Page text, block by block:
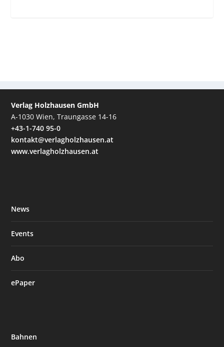
Verlag Holzhausen GmbH
A-1030 Wien, Traungasse 14-16
+43-1-740 95-0
kontakt@verlagholzhausen.at
www.verlagholzhausen.at
News
Events
Abo
ePaper
Bahnen